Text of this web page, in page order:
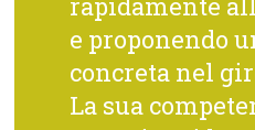
e proponendo
concreta nel
La sua